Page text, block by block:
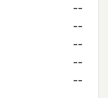
--
--
--
--
--